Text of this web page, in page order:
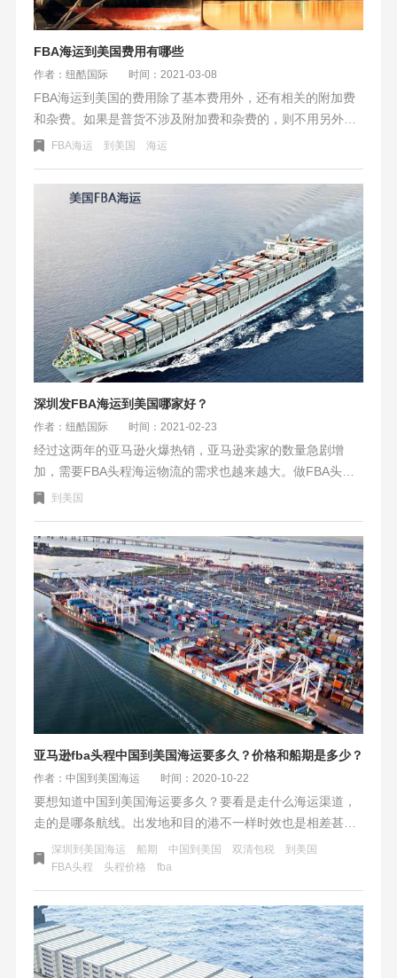
​FBA海运到美国费用有哪些
作者：纽酷国际 时间：2021-03-08
FBA海运到美国的费用除了基本费用外，还有相关的附加费
和杂费。如果是普货不涉及附加费和杂费的，则不用另外支
付额外的费用。一般业务员也会根据FBA海运的资料进行完
​FBA海运 到美国 海运
深圳发FBA海运到美国哪家好？
作者：纽酷国际 时间：2021-02-23
经过这两年的亚马逊火爆热销，亚马逊卖家的数量急剧增
加，需要FBA头程海运物流的需求也越来越大。做FBA头程
物流的货代也越来越多，选择合适靠谱的FBA海运货代也是
到美国
亚马逊fba头程中国到美国海运要多久？价格和船期是多少？
作者：中国到美国海运 时间：2020-10-22
要想知道中国到美国海运要多久？要看是走什么海运渠道，
走的是哪条航线。出发地和目的港不一样时效也是相差甚远
的。而亚马逊fba头程海运时效跟传统国际海运的时效也有一
定的区别，比如传统国际海运是指出发地到目的港的海上航
fba入仓为止的时间。
深圳到美国海运 船期 中国到美国 双清包税
到美国
FBA头程
头程价格 fba